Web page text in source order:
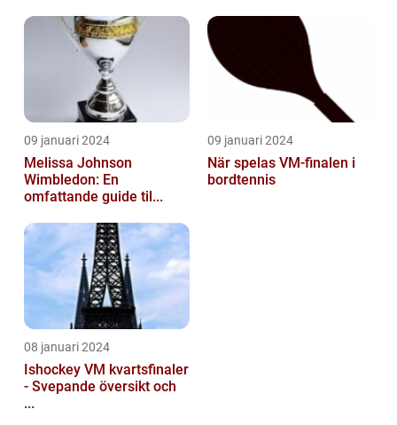
09 januari 2024
Melissa Johnson
Wimbledon: En
omfattande guide til...
09 januari 2024
När spelas VM-finalen i
bordtennis
08 januari 2024
Ishockey VM kvartsfinaler
- Svepande översikt och
...